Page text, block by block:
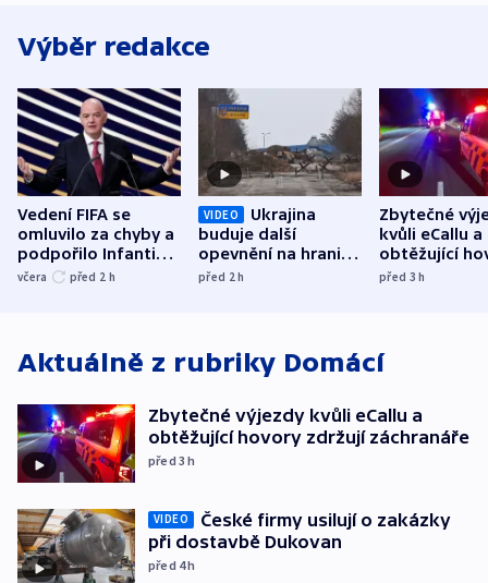
Výběr redakce
Vedení FIFA se
omluvilo za chyby a
podpořilo Infantina.
UEFA trvá na
včera před 2 h
VIDEO
Ukrajina
buduje další
opevnění na hranici
s Běloruskem
před 2h
Zbytečné
kvůli eCallu a
obtěžující
zdržují
před 3h
Aktuálně z rubriky Domácí
Zbytečné výjezdy kvůli eCallu a
obtěžující hovory zdržují záchranáře
před 3h
VIDEO
České firmy usilují o zakázky
při dostavbě Dukovan
před 4h